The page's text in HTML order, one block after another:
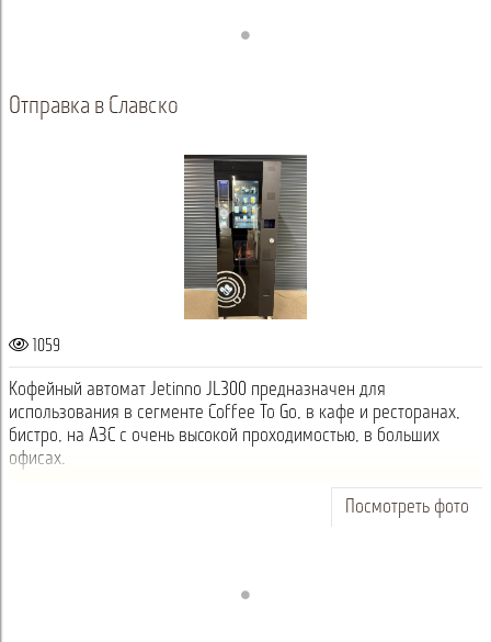
Отправка в Славско
1059
Кофейный автомат Jetinno JL300 предназначен для
использования в сегменте Coffee To Go, в кафе и ресторанах,
бистро, на АЗС с очень высокой проходимостью, в больших
офисах.
Посмотреть фото